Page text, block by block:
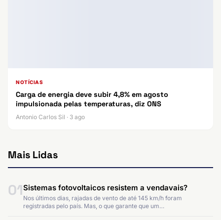
NOTÍCIAS
Carga de energia deve subir 4,8% em agosto
impulsionada pelas temperaturas, diz ONS
Antonio Carlos Sil · 3 ago
Mais Lidas
01Sistemas fotovoltaicos resistem a vendavais?
Nos últimos dias, rajadas de vento de até 145 km/h foram
registradas pelo país. Mas, o que garante que um…